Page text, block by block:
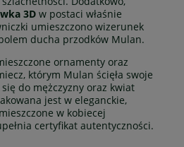
3D w postaci właśnie
umieszczono wizerunek
ducha przodków Mulan.
ornamenty oraz
którym Mulan ścięła swoje
do mężczyzny oraz kwiat
jest w eleganckie,
w kobiecej
certyfikat autentyczności.